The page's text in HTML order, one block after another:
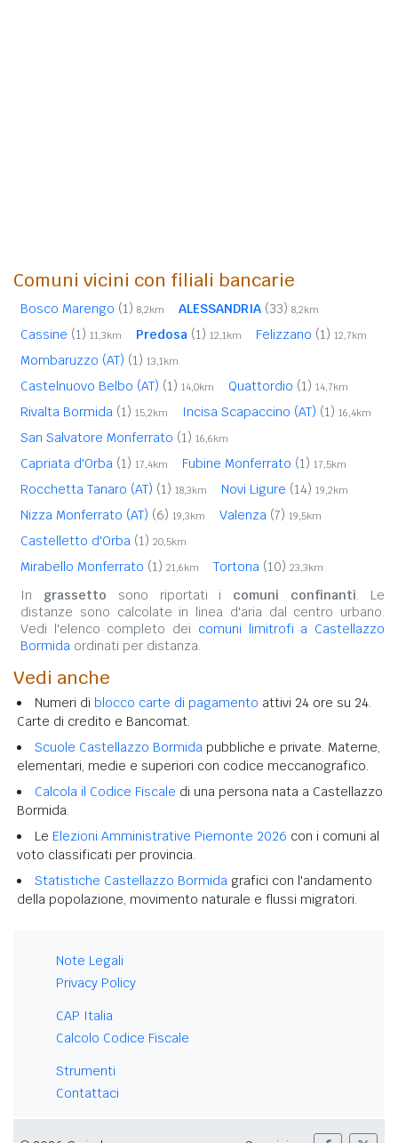
Comuni vicini con filiali bancarie
Bosco Marengo (1) 8,2km ALESSANDRIA (33) 8,2km
Cassine (1) 11,3km Predosa (1) 12,1km Felizzano (1) 12,7km
Mombaruzzo (AT) (1) 13,1km
Castelnuovo Belbo (AT) (1) 14,0km Quattordio (1) 14,7km
Rivalta Bormida (1) 15,2km Incisa Scapaccino (AT) (1) 16,4km
San Salvatore Monferrato (1) 16,6km
Capriata d'Orba (1) 17,4km Fubine Monferrato (1) 17,5km
Rocchetta Tanaro (AT) (1) 18,3km Novi Ligure (14) 19,2km
Nizza Monferrato (AT) (6) 19,3km Valenza (7) 19,5km
Castelletto d'Orba (1) 20,5km
Mirabello Monferrato (1) 21,6km Tortona (10) 23,3km
In grassetto sono riportati i comuni confinanti. Le
distanze sono calcolate in linea d'aria dal centro urbano.
Vedi l'elenco completo dei comuni limitrofi a Castellazzo
Bormida ordinati per distanza.
Vedi anche
Numeri di blocco carte di pagamento attivi 24 ore su 24.
Carte di credito e Bancomat.
Scuole Castellazzo Bormida pubbliche e private. Materne,
elementari, medie e superiori con codice meccanografico.
Calcola il Codice Fiscale di una persona nata a Castellazzo
Bormida.
Le Elezioni Amministrative Piemonte 2026 con i comuni al
voto classificati per provincia.
Statistiche Castellazzo Bormida grafici con l'andamento
della popolazione, movimento naturale e flussi migratori.
Note Legali
Privacy Policy
CAP Italia
Calcolo Codice Fiscale
Strumenti
Contattaci